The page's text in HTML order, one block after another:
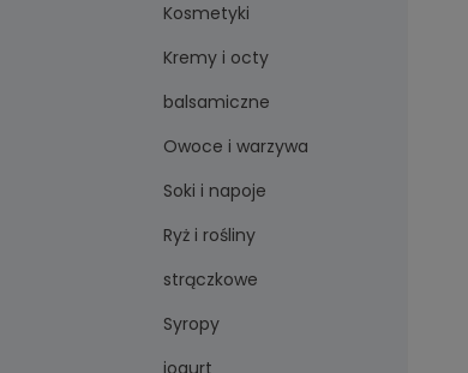
Kosmetyki
Kremy i octy
balsamiczne
Owoce i warzywa
Soki i napoje
Ryż i rośliny
strączkowe
Syropy